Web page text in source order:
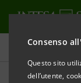
Consenso
Questo sito
dell’utente,
Comunicati
STAMPA